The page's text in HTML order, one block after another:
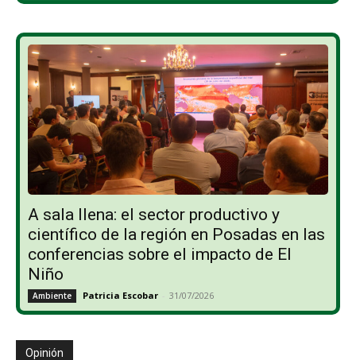
A sala llena: el sector productivo y
científico de la región en Posadas en las
conferencias sobre el impacto de El
Niño
Ambiente Patricia Escobar - 31/07/2026
Opinión